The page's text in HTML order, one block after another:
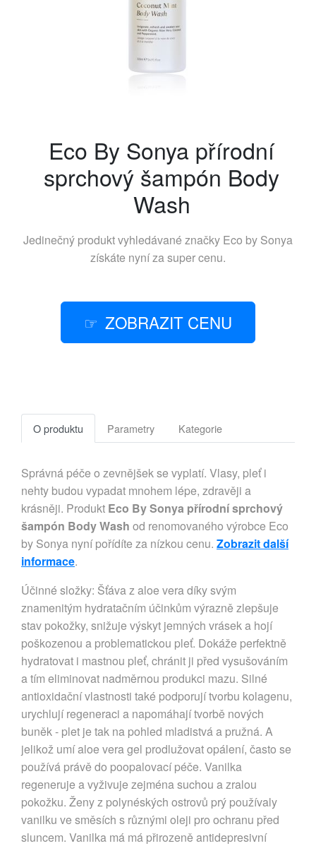
Eco By Sonya přírodní
sprchový šampón Body
Wash
Jedinečný produkt vyhledávané značky Eco by Sonya
získáte nyní za super cenu.
ZOBRAZIT CENU
O produktu Parametry Kategorie
Správná péče o zevnějšek se vyplatí. Vlasy, pleť i
nehty budou vypadat mnohem lépe, zdravěji a
krásněji. Produkt Eco By Sonya přírodní sprchový
šampón Body Wash od renomovaného výrobce Eco
by Sonya nyní pořídíte za nízkou cenu. Zobrazit další
informace.
Účinné složky: Šťáva z aloe vera díky svým
znamenitým hydratačním účinkům výrazně zlepšuje
stav pokožky, snižuje výskyt jemných vrásek a hojí
poškozenou a problematickou pleť. Dokáže perfektně
hydratovat i mastnou pleť, chránit ji před vysušováním
a tím eliminovat nadměrnou produkci mazu. Silné
antioxidační vlastnosti také podporují tvorbu kolagenu,
urychlují regeneraci a napomáhají tvorbě nových
buněk - plet je tak na pohled mladistvá a pružná. A
jelikož umí aloe vera gel prodlužovat opálení, často se
používá právě do poopalovací péče. Vanilka
regeneruje a vyživuje zejména suchou a zralou
pokožku. Ženy z polynéských ostrovů prý používaly
vanilku ve směsích s různými oleji pro ochranu před
sluncem. Vanilka má má přirozeně antidepresivní